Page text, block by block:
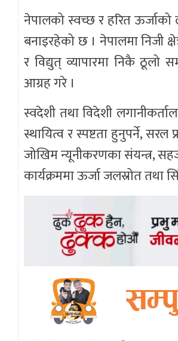
नेपालको स्वच्छ र हरित ऊर्जाको
बनाइरहेको छ । नेपालमा निजी
र विद्युत् व्यापारमा निकै ठूलो
आग्रह गरे ।
स्वदेशी तथा विदेशी
स्थायित्व र स्पष्टता हुनुपर्ने, सरल
जोखिम न्यूनीकरणका संयन्त्र,
कार्यक्रममा ऊर्जा जलस्रोत तथा